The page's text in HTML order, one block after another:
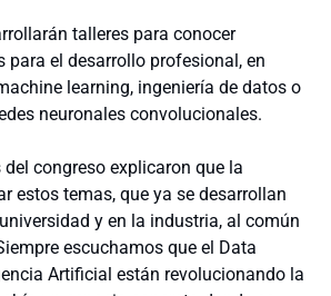
talleres para conocer
para el desarrollo profesional, en
learning, ingeniería de datos o
neuronales convolucionales.
congreso explicaron que la
estos temas, que ya se desarrollan
y en la industria, al común
escuchamos que el Data
Artificial están revolucionando la